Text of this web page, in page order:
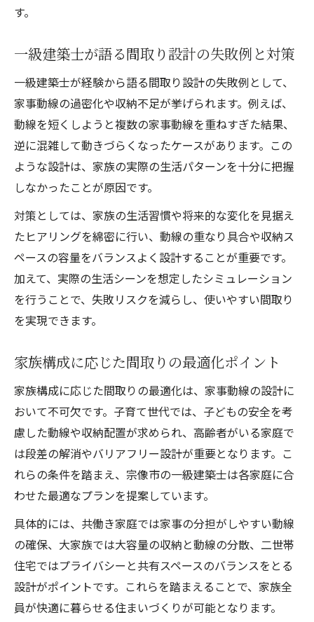
す。
一級建築士が語る間取り設計の失敗例と対策
一級建築士が経験から語る間取り設計の失敗例として、
家事動線の過密化や収納不足が挙げられます。例えば、
動線を短くしようと複数の家事動線を重ねすぎた結果、
逆に混雑して動きづらくなったケースがあります。この
ような設計は、家族の実際の生活パターンを十分に把握
しなかったことが原因です。
対策としては、家族の生活習慣や将来的な変化を見据え
たヒアリングを綿密に行い、動線の重なり具合や収納ス
ペースの容量をバランスよく設計することが重要です。
加えて、実際の生活シーンを想定したシミュレーション
を行うことで、失敗リスクを減らし、使いやすい間取り
を実現できます。
家族構成に応じた間取りの最適化ポイント
家族構成に応じた間取りの最適化は、家事動線の設計に
おいて不可欠です。子育て世代では、子どもの安全を考
慮した動線や収納配置が求められ、高齢者がいる家庭で
は段差の解消やバリアフリー設計が重要となります。こ
れらの条件を踏まえ、宗像市の一級建築士は各家庭に合
わせた最適なプランを提案しています。
具体的には、共働き家庭では家事の分担がしやすい動線
の確保、大家族では大容量の収納と動線の分散、二世帯
住宅ではプライバシーと共有スペースのバランスをとる
設計がポイントです。これらを踏まえることで、家族全
員が快適に暮らせる住まいづくりが可能となります。